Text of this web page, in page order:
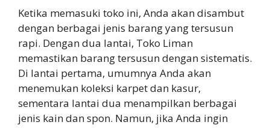
Ketika memasuki toko ini, Anda akan disambut
dengan berbagai jenis barang yang tersusun
rapi. Dengan dua lantai, Toko Liman
memastikan barang tersusun dengan sistematis.
Di lantai pertama, umumnya Anda akan
menemukan koleksi karpet dan kasur,
sementara lantai dua menampilkan berbagai
jenis kain dan spon. Namun, jika Anda ingin